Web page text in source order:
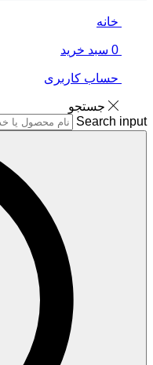
خانه
0 سبد خرید
حساب کاربری
جستجو
Search input